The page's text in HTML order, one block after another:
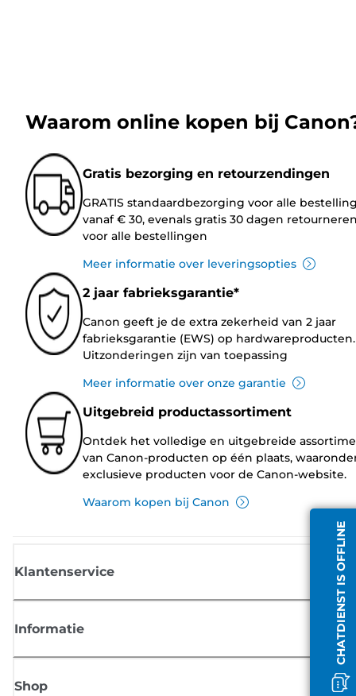
CHATDIENST IS OFFLINE
Waarom online kopen bij
Gratis bezorging en retourzendingen
GRATIS standaardbezorging voor alle
vanaf € 30, evenals gratis 30 dagen
voor alle bestellingen
Meer informatie over leveringsopties
2 jaar fabrieksgarantie*
Canon geeft je de extra zekerheid van 2 jaar
fabrieksgarantie (EWS) op hardwareproducten.
Uitzonderingen zijn van toepassing
Meer informatie over onze garantie
Uitgebreid productassortiment
Ontdek het volledige en uitgebreide
van Canon-producten op één plaats,
exclusieve producten voor de Canon-website.
Waarom kopen bij Canon
Klantenservice
Informatie
Shop